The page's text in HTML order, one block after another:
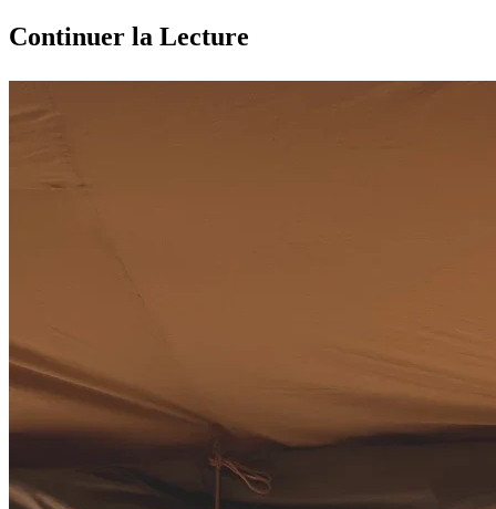
Continuer la Lecture